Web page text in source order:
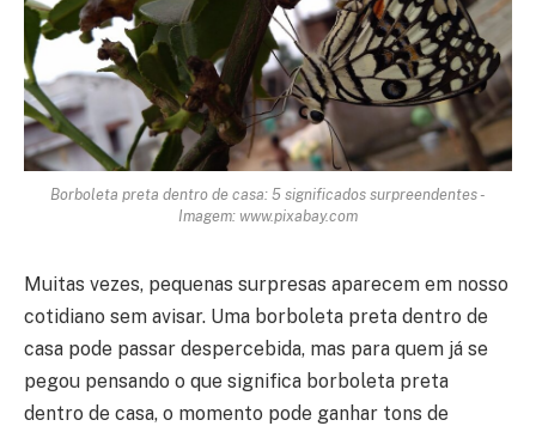
Borboleta preta dentro de casa: 5 significados surpreendentes -
Imagem: www.pixabay.com
Muitas vezes, pequenas surpresas aparecem em nosso
cotidiano sem avisar. Uma borboleta preta dentro de
casa pode passar despercebida, mas para quem já se
pegou pensando o que significa borboleta preta
dentro de casa, o momento pode ganhar tons de